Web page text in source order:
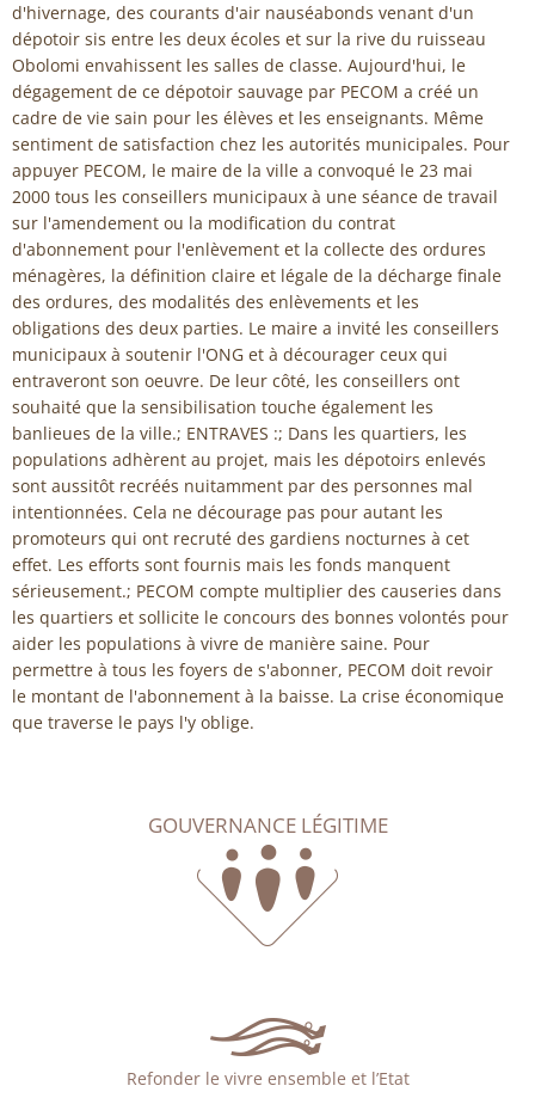
d'hivernage, des courants d'air nauséabonds venant d'un
dépotoir sis entre les deux écoles et sur la rive du ruisseau
Obolomi envahissent les salles de classe. Aujourd'hui, le
dégagement de ce dépotoir sauvage par PECOM a créé un
cadre de vie sain pour les élèves et les enseignants. Même
sentiment de satisfaction chez les autorités municipales. Pour
appuyer PECOM, le maire de la ville a convoqué le 23 mai
2000 tous les conseillers municipaux à une séance de travail
sur l'amendement ou la modification du contrat
d'abonnement pour l'enlèvement et la collecte des ordures
ménagères, la définition claire et légale de la décharge finale
des ordures, des modalités des enlèvements et les
obligations des deux parties. Le maire a invité les conseillers
municipaux à soutenir l'ONG et à décourager ceux qui
entraveront son oeuvre. De leur côté, les conseillers ont
souhaité que la sensibilisation touche également les
banlieues de la ville.; ENTRAVES :; Dans les quartiers, les
populations adhèrent au projet, mais les dépotoirs enlevés
sont aussitôt recréés nuitamment par des personnes mal
intentionnées. Cela ne décourage pas pour autant les
promoteurs qui ont recruté des gardiens nocturnes à cet
effet. Les efforts sont fournis mais les fonds manquent
sérieusement.; PECOM compte multiplier des causeries dans
les quartiers et sollicite le concours des bonnes volontés pour
aider les populations à vivre de manière saine. Pour
permettre à tous les foyers de s'abonner, PECOM doit revoir
le montant de l'abonnement à la baisse. La crise économique
que traverse le pays l'y oblige.
GOUVERNANCE LÉGITIME
Refonder le vivre ensemble et l’Etat